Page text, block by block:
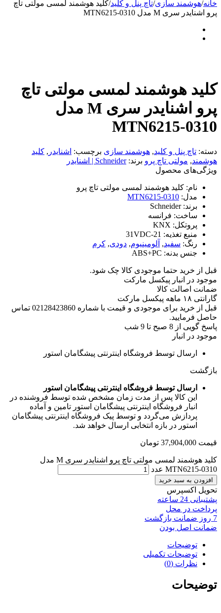
خانه/هوشمند سازی/تاچ پنل و کلید/کلید هوشمند لمسی مولتی تاچ
پرو اشنایدر سری M مدل MTN6215-0310
کلید هوشمند لمسی مولتی تاچ
پرو اشنایدر سری M مدل
MTN6215-0310
دسته: تاچ پنل و کلید, هوشمند سازی برچسب: اشنایدر , کلید
هوشمند, مولتی تاچ پرو برند:Schneider | اشنایدر
ویژگی‌های محصول
نام: کلید هوشمند لمسی مولتی تاچ پرو
مدل: MTN6215-0310
برند:Schneider
ساخت: فرانسه
پروتکل: KNX
منبع تغذیه: 21-31VDC
رنگ: سفید, آلومینیوم, دودی, کرم
جنس بدنه: ABS+PC
قبل از خرید حتما موجودی کالا چک شود.
موجود در انبار پیکسل مارکت
ضمانت اصالت کالا
گارانتی ۱۸ ماهه پیکسل مارکت
قبل از خرید برای موجودی و قیمت با شماره 02128423860 تماس
حاصل فرمایید.
پاسخ گویی از 8 صبح تا 9 شب
موجود در انبار
ارسال توسط فروشگاه اینترنتی پیشگامان استور
بازگشت
ارسال توسط فروشگاه اینترنتی پیشگامان استور
این کالا پس از مدت زمان مشخص شده توسط فروشنده در
انبار فروشگاه اینترنتی پیشگامان استور تامین و آماده
پردازش می‌گردد و توسط پیک فروشگاه اینترنتی پیشگامان
استور در بازه انتخابی ارسال خواهد شد.
قیمت 37,904,000 تومان
کلید هوشمند لمسی مولتی تاچ پرو اشنایدر سری M مدل
MTN6215-0310 عدد
افزودن به سبد خرید
تحویل اکسپرس
پشتیبانی 24 ساعته
پرداخت در محل
7 روز ضمانت بازگشت
ضمانت اصل بودن
توضیحات
توضیحات تکمیلی
نظرات (0)
توضیحات